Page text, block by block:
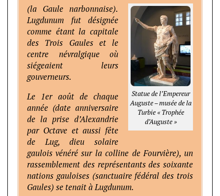
Statue de l’Empereur
Auguste – musée de la
Turbie « Trophée
d’Auguste »
(la Gaule narbonnaise).
Lugdunum fut désignée
comme étant la capitale
des Trois Gaules et le
centre névralgique où
siégeaient leurs
gouverneurs.
Le 1er août de chaque
année (date anniversaire
de la prise d’Alexandrie
par Octave et aussi fête
de Lug, dieu solaire
gaulois vénéré sur la colline de Fourvière), un
rassemblement des représentants des soixante
nations gauloises (sanctuaire fédéral des trois
Gaules) se tenait à Lugdunum.